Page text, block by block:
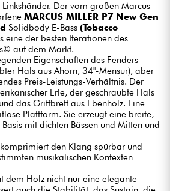
Der vom großen Marcus
MARCUS MILLER P7 New Gen
Solidbody E-Bass (Tobacco
eine der besten Iterationen des
auf dem Markt.
Eigenschaften des Fenders
Hals aus Ahorn, 34"-Mensur), aber
Preis-Leistungs-Verhältnis. Der
Erle, der geschraubte Hals
das Griffbrett aus Ebenholz. Eine
Plattform. Sie erzeugt eine breite,
mit dichten Bässen und Mitten und
den Klang spürbar und
musikalischen Kontexten
dem Holz nicht nur eine elegante